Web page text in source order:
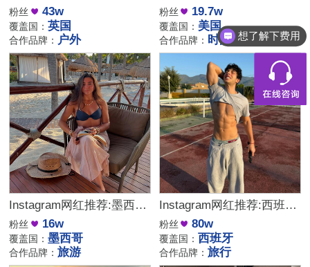
粉丝 43w
覆盖国：英国
合作品牌： 户外
粉丝 19.7w
覆盖国： 美国
合作品牌： 时尚旅行
Instagram网红推荐:墨西哥旅游类达人,适合带货户外装备产品
粉丝 16w
覆盖国：墨西哥
合作品牌：旅游
Instagram网红推荐:西班牙80万粉丝的旅行kol达人
粉丝 80w
覆盖国： 西班牙
合作品牌：旅行
想了解下费用